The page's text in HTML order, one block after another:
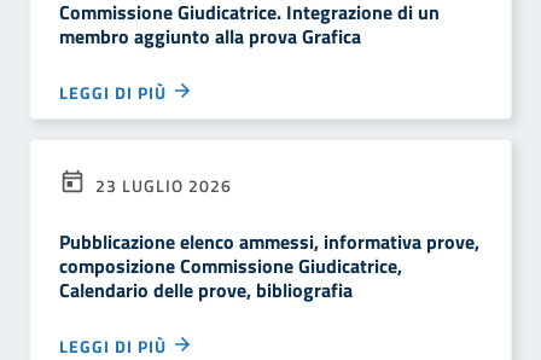
Commissione Giudicatrice. Integrazione di un
membro aggiunto alla prova Grafica
LEGGI DI PIÙ
23 LUGLIO 2026
Pubblicazione elenco ammessi, informativa prove,
composizione Commissione Giudicatrice,
Calendario delle prove, bibliografia
LEGGI DI PIÙ